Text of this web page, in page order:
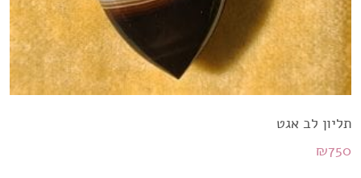
תליון לב אגט
₪750